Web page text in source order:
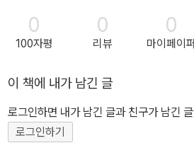
속권이 나올 때마다 판타지 분야에서 1
이 판매되었다. 또한 일본 어린이들이 뽑
에 '추리 천재 엉덩이 탐정' 시리즈, '있으
상한 만큼 작품성과 필력을 인정받은 작가
고 있는 위 판타지 시리즈를 국내 어린이
탐정물이 주를 이루는 국내 어린이 판타지
러 요소가 가미된 색다른 판타지 시리즈가
0
100자평
0
리뷰
0
마이페이퍼
이 책에 내가 남긴 글
로그인하면 내가 남긴 글과 친구가 남긴
로그인하기